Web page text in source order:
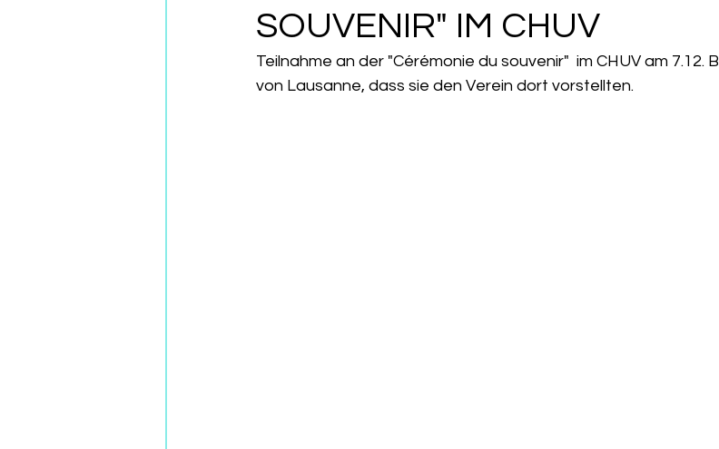
SOUVENIR" IM CHUV
Teilnahme an der "Cérémonie du souvenir"  im CHUV am 7.12.
von Lausanne, dass sie den Verein dort vorstellten.